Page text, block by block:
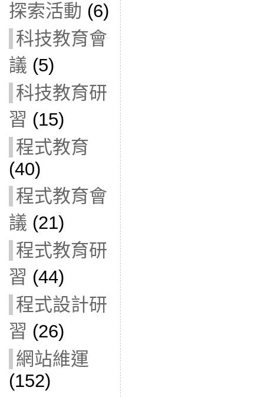
探索活動 (6)
科技教育會
議 (5)
科技教育研
習 (15)
程式教育
(40)
程式教育會
議 (21)
程式教育研
習 (44)
程式設計研
習 (26)
網站維運
(152)